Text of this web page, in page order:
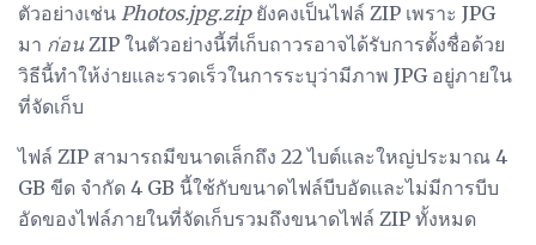
ตัวอย่างเช่น Photos.jpg.zipยังคงเป็นไฟล์ ZIP เพราะ JPG
มา ก่อน ZIP ในตัวอย่างนี้ที่เก็บถาวรอาจได้รับการตั้งชื่อด้วย
วิธีนี้ทำให้ง่ายและรวดเร็วในการระบุว่ามีภาพ JPG อยู่ภายใน
ที่จัดเก็บ
ไฟล์ ZIP สามารถมีขนาดเล็กถึง 22 ไบต์และใหญ่ประมาณ 4
GB ขีด จำกัด 4 GB นี้ใช้กับขนาดไฟล์บีบอัดและไม่มีการบีบ
อัดของไฟล์ภายในที่จัดเก็บรวมถึงขนาดไฟล์ ZIP ทั้งหมด